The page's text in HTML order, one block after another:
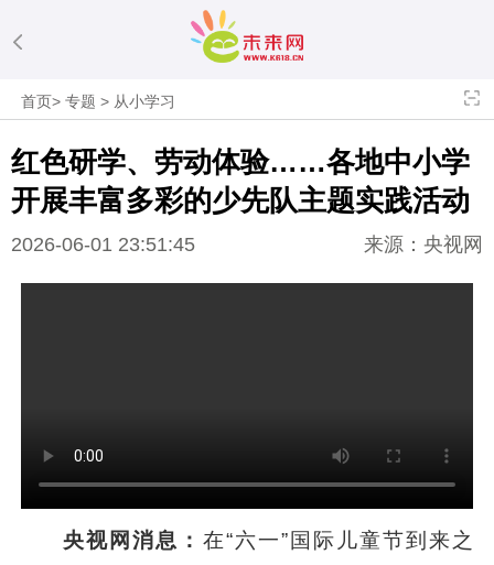
首页>专题 > 从小学习
红色研学、劳动体验……各地中小学
开展丰富多彩的少先队主题实践活动
2026-06-01 23:51:45 来源：央视网
央视网消息： 在“六一”国际儿童节到来之